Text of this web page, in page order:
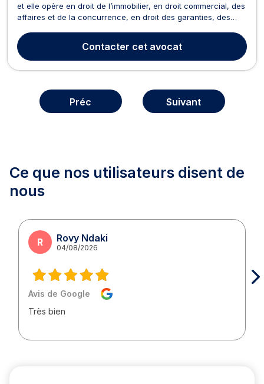
et elle opère en droit de l’immobilier, en droit commercial, des
affaires et de la concurrence, en droit des garanties, des
en droit du crédit et de la consommation. Maître Aurore
DEVILLEPOIX vous conseille en droit...
Contacter cet avocat
Préc Suivant
Ce que nos utilisateurs disent de
nous
R Rovy Ndaki
04/08/2026
Avis de Google
Très bien